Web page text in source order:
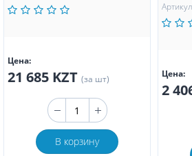
Цена:
21 685 KZT (за шт)
В корзину
Цена:
2